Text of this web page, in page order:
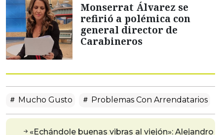
Monserrat Álvarez se
refirió a polémica con
general director de
Carabineros
Mucho Gusto Problemas Con Arrendatarios
«Echándole buenas vibras al viejón»: Alejandro